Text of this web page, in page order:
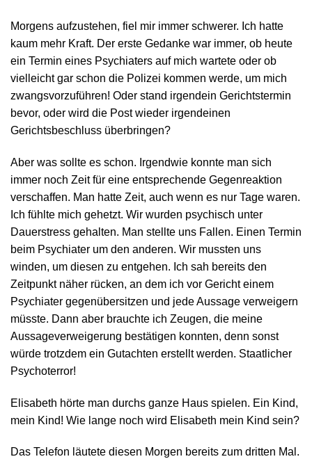
Morgens aufzustehen, fiel mir immer schwerer. Ich hatte
kaum mehr Kraft. Der erste Gedanke war immer, ob heute
ein Termin eines Psychiaters auf mich wartete oder ob
vielleicht gar schon die Polizei kommen werde, um mich
zwangsvorzuführen! Oder stand irgendein Gerichtstermin
bevor, oder wird die Post wieder irgendeinen
Gerichtsbeschluss überbringen?
Aber was sollte es schon. Irgendwie konnte man sich
immer noch Zeit für eine entsprechende Gegenreaktion
verschaffen. Man hatte Zeit, auch wenn es nur Tage waren.
Ich fühlte mich gehetzt. Wir wurden psychisch unter
Dauerstress gehalten. Man stellte uns Fallen. Einen Termin
beim Psychiater um den anderen. Wir mussten uns
winden, um diesen zu entgehen. Ich sah bereits den
Zeitpunkt näher rücken, an dem ich vor Gericht einem
Psychiater gegenübersitzen und jede Aussage verweigern
müsste. Dann aber brauchte ich Zeugen, die meine
Aussageverweigerung bestätigen konnten, denn sonst
würde trotzdem ein Gutachten erstellt werden. Staatlicher
Psychoterror!
Elisabeth hörte man durchs ganze Haus spielen. Ein Kind,
mein Kind! Wie lange noch wird Elisabeth mein Kind sein?
Das Telefon läutete diesen Morgen bereits zum dritten Mal.